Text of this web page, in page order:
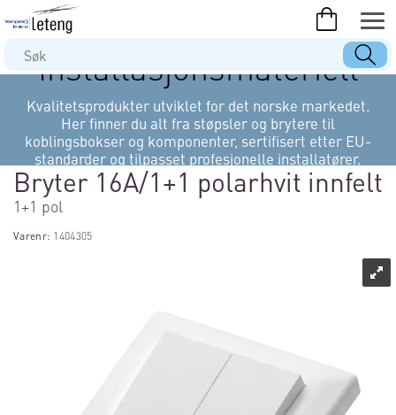
Installasjonsmateriell
Kvalitetsprodukter utviklet for det norske markedet.
Her finner du alt fra støpsler og brytere til
koblingsbokser og komponenter, sertifisert etter EU-
standarder og tilpasset profesjonelle installatører.
Bryter 16A/1+1 polarhvit innfelt
1+1 pol
Varenr: 1404305